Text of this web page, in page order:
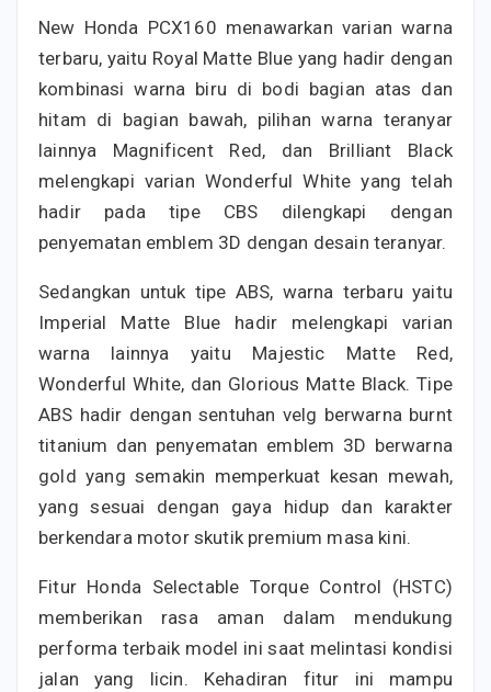
New Honda PCX160 menawarkan varian warna
terbaru, yaitu Royal Matte Blue yang hadir dengan
kombinasi warna biru di bodi bagian atas dan
hitam di bagian bawah, pilihan warna teranyar
lainnya Magnificent Red, dan Brilliant Black
melengkapi varian Wonderful White yang telah
hadir pada tipe CBS dilengkapi dengan
penyematan emblem 3D dengan desain teranyar.
Sedangkan untuk tipe ABS, warna terbaru yaitu
Imperial Matte Blue hadir melengkapi varian
warna lainnya yaitu Majestic Matte Red,
Wonderful White, dan Glorious Matte Black. Tipe
ABS hadir dengan sentuhan velg berwarna burnt
titanium dan penyematan emblem 3D berwarna
gold yang semakin memperkuat kesan mewah,
yang sesuai dengan gaya hidup dan karakter
berkendara motor skutik premium masa kini.
Fitur Honda Selectable Torque Control (HSTC)
memberikan rasa aman dalam mendukung
performa terbaik model ini saat melintasi kondisi
jalan yang licin. Kehadiran fitur ini mampu